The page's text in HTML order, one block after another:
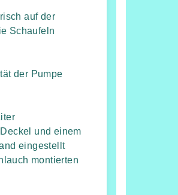
auf der
Schaufeln
der Pumpe
und einem
eingestellt
montierten